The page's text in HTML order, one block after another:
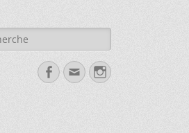
Facebook
EmailInstagram